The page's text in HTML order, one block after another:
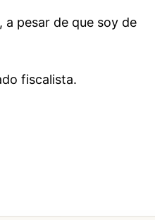
a pesar de que soy de
fiscalista.